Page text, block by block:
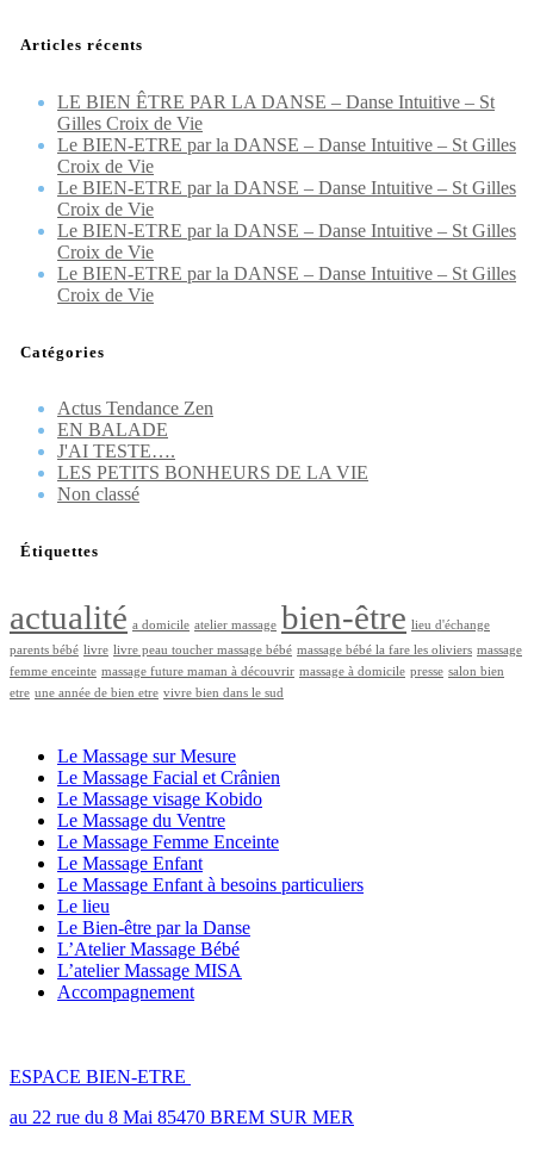
Articles récents
LE BIEN ÊTRE PAR LA DANSE – Danse Intuitive – St
Gilles Croix de Vie
Le BIEN-ETRE par la DANSE – Danse Intuitive – St Gilles
Croix de Vie
Le BIEN-ETRE par la DANSE – Danse Intuitive – St Gilles
Croix de Vie
Le BIEN-ETRE par la DANSE – Danse Intuitive – St Gilles
Croix de Vie
Le BIEN-ETRE par la DANSE – Danse Intuitive – St Gilles
Croix de Vie
Catégories
Actus Tendance Zen
EN BALADE
J'AI TESTE….
LES PETITS BONHEURS DE LA VIE
Non classé
Étiquettes
actualité a domicile atelier massage bien-être lieu d'échange
parents bébé livre livre peau toucher massage bébé massage bébé la fare les oliviers massage
femme enceinte massage future maman à découvrir massage à domicile presse salon bien
etre une année de bien etre vivre bien dans le sud
Le Massage sur Mesure
Le Massage Facial et Crânien
Le Massage visage Kobido
Le Massage du Ventre
Le Massage Femme Enceinte
Le Massage Enfant
Le Massage Enfant à besoins particuliers
Le lieu
Le Bien-être par la Danse
L’Atelier Massage Bébé
L’atelier Massage MISA
Accompagnement
ESPACE BIEN-ETRE
au 22 rue du 8 Mai 85470 BREM SUR MER